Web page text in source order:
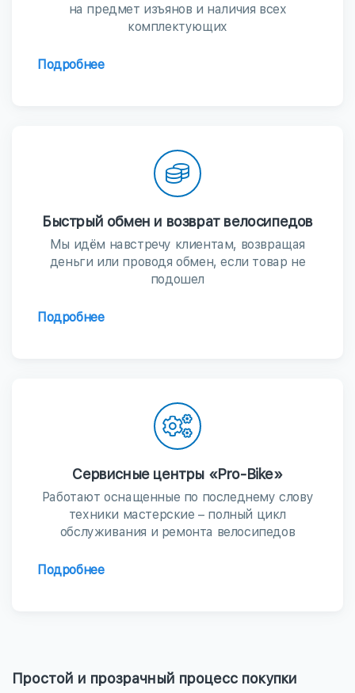
на предмет изъянов и наличия всех
комплектующих
Подробнее
Быстрый обмен и возврат велосипедов
Мы идём навстречу клиентам, возвращая
деньги или проводя обмен, если товар не
подошел
Подробнее
Сервисные центры «Pro-Bike»
Работают оснащенные по последнему слову
техники мастерские – полный цикл
обслуживания и ремонта велосипедов
Подробнее
Простой и прозрачный процесс покупки